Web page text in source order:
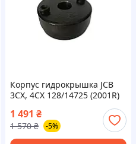
Корпус гидрокрышка JCB
3CX, 4CX 128/14725 (2001R)
1 491 ₴
1 570 ₴ -5%